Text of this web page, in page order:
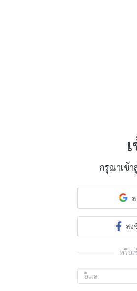
กรุณาเข้
ลง
หรือ